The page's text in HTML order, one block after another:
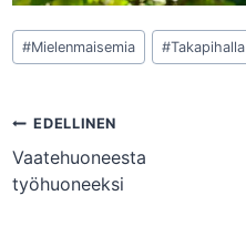
Avainsanat:
#Mielenmaisemia #Takapihalla
Artikkelien
selaus
EDELLINEN
Vaatehuoneesta
työhuoneeksi